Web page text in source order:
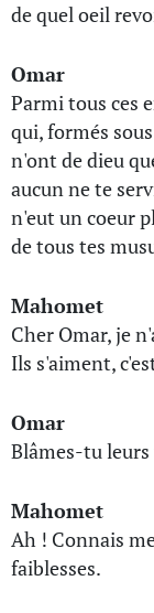
de quel oeil
Omar
Parmi tous ces
qui, formés
n'ont de dieu
aucun ne te
n'eut un coeur
de tous tes
Mahomet
Cher Omar, je
Ils s'aiment,
Omar
Blâmes-tu leurs
Mahomet
Ah ! Connais
faiblesses.